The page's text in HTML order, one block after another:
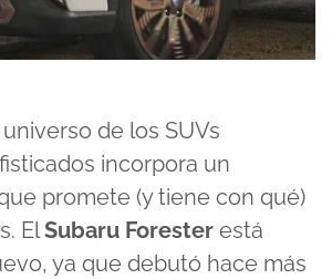
de los SUVs
incorpora un
promete (y tiene con qué)
ElSubaru Forester está
ya que debutó hace más